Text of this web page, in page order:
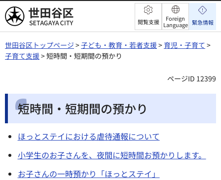
世田谷区 閲覧支援
Foreign
Language 緊急情報
世田谷区トップページ >子ども・教育・若者支援> 育児・子育て >
子育て支援> 短時間・短期間の預かり
ページID 12399
短時間・短期間の預かり
ほっとステイにおける虐待通報について
小学生のお子さんを、夜間に短時間お預かりします。
お子さんの一時預かり「ほっとステイ」